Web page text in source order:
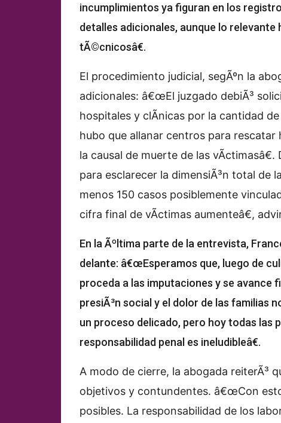
incumplimientos ya figuran en los
detalles adicionales, aunque lo
tÃ©cnicosâ€.
El procedimiento judicial, segÃºn la
adicionales: â€œEl juzgado debiÃ³
hospitales y clÃ­nicas por la cantidad
hubo que allanar centros para
la causal de muerte de las
para esclarecer la dimensiÃ³n total de
menos 150 casos posiblemente
cifra final de vÃ­ctimas aumenteâ€,
En la Ãºltima parte de la entrevista,
delante: â€œEsperamos que, luego de
proceda a las imputaciones y se avance
presiÃ³n social y el dolor de las familias
un proceso delicado, pero hoy todas las
responsabilidad penal es ineludibleâ€.
A modo de cierre, la abogada reiterÃ³
objetivos y contundentes. â€œCon
posibles. La responsabilidad de los